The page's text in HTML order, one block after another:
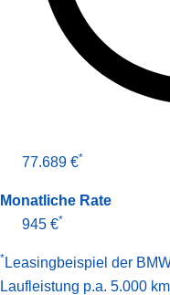
77.689 €*
Monatliche Rate
945 €*
* Leasingbeispiel der
Laufleistung p.a. 5.000 km